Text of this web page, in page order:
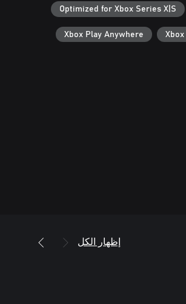
Optimized for Xbox Series X|S
Xbox Play Anywhere
إظهار الكل